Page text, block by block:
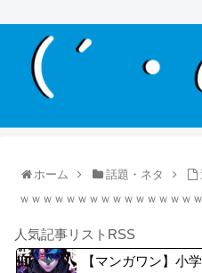
ホーム 話題・ネタ
ｗｗｗｗｗｗｗｗｗｗｗｗｗｗｗｗ
人気記事リストRSS
【マンガワン】小